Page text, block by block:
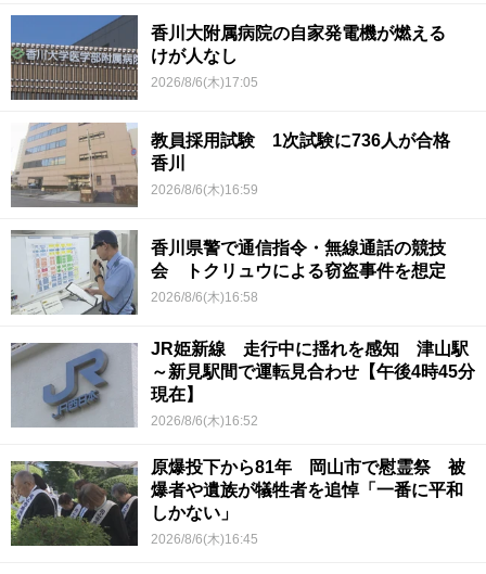
香川大附属病院の自家発電機が燃える
けが人なし
2026/8/6(木)17:05
教員採用試験 1次試験に736人が合格
香川
2026/8/6(木)16:59
香川県警で通信指令・無線通話の競技
会 トクリュウによる窃盗事件を想定
2026/8/6(木)16:58
JR姫新線 走行中に揺れを感知 津山駅
～新見駅間で運転見合わせ【午後4時45分
現在】
2026/8/6(木)16:52
原爆投下から81年 岡山市で慰霊祭 被
爆者や遺族が犠牲者を追悼「一番に平和
しかない」
2026/8/6(木)16:45